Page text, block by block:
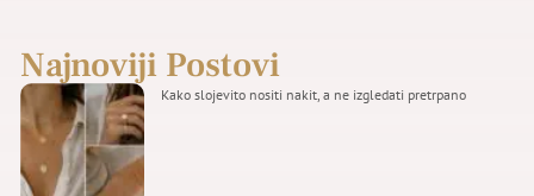
Najnoviji Postovi
Kako slojevito nositi nakit, a ne izgledati pretrpano